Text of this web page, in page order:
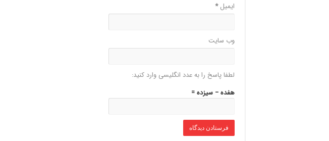
ایمیل*
وب‌ سایت
لطفا پاسخ را به عدد انگلیسی وارد کنید:
هفده − سیزده =